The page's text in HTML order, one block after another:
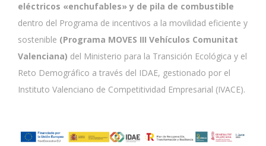
eléctricos «enchufables» y de pila de combustible
dentro del Programa de incentivos a la movilidad eficiente y
sostenible (Programa MOVES III Vehículos Comunitat
Valenciana) del Ministerio para la Transición Ecológica y el
Reto Demográfico a través del IDAE, gestionado por el
Instituto Valenciano de Competitividad Empresarial (IVACE).